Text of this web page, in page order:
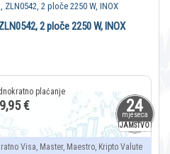
24
mjeseca
JAMSTVO
2 ploče 2250 W, INOX
€
Visa, Master, Maestro, Kripto Valute